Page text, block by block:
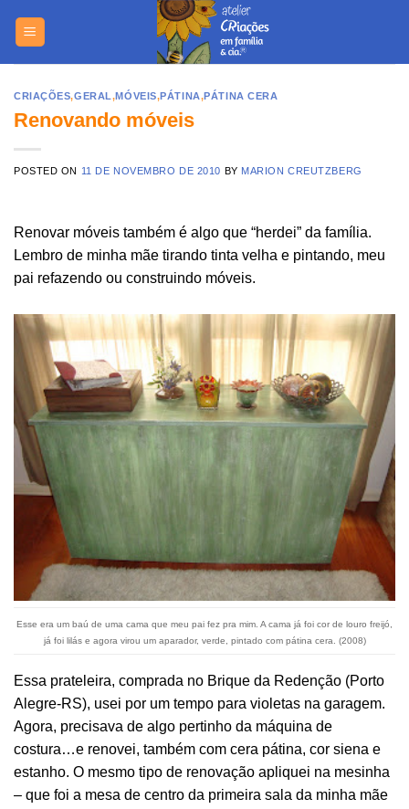
CRIAÇÕES,GERAL,MÓVEIS,PÁTINA,PÁTINA CERA
Renovando móveis
POSTED ON 11 DE NOVEMBRO DE 2010 BY MARION CREUTZBERG
Renovar móveis também é algo que “herdei” da família.
Lembro de minha mãe tirando tinta velha e pintando, meu
pai refazendo ou construindo móveis.
Esse era um baú de uma cama que meu pai fez pra mim. A cama já foi cor de louro freijó,
já foi lilás e agora virou um aparador, verde, pintado com pátina cera. (2008)
Essa prateleira, comprada no Brique da Redenção (Porto
Alegre-RS), usei por um tempo para violetas na garagem.
Agora, precisava de algo pertinho da máquina de
costura…e renovei, também com cera pátina, cor siena e
estanho. O mesmo tipo de renovação apliquei na mesinha
– que foi a mesa de centro da primeira sala da minha mãe